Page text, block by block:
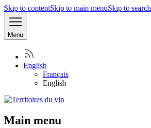
Skip to contentSkip to main menuSkip to search
Menu
English
Français
English
Main menu